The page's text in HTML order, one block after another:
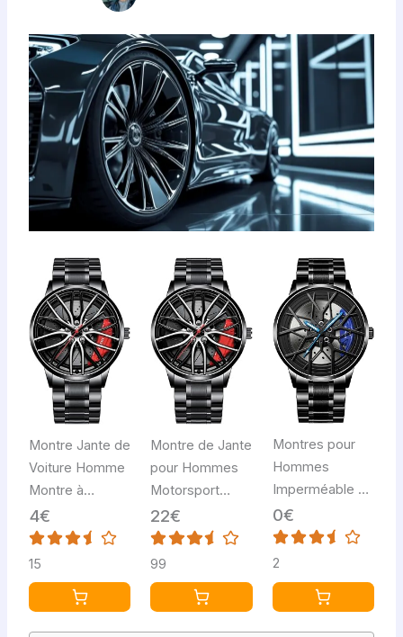
Montre Jante de
Voiture Homme
Montre à
Mouvement à
Quartz
Automatique en
Acier Inoxydable
RéSistant à
4€
15
Montre de Jante
pour Hommes
Motorsport
Watch 3D Wheel
Design Custom
Designer Watch
with Mineral
Glass Bracelet
22€
99
Montres pour
Hommes
Imperméable en
Acier Inoxydable
Japonais de
Quartz de
Poignet de
Montres
0€
2